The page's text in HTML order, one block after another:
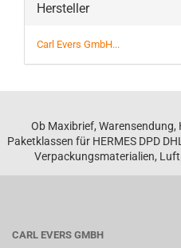
Hersteller
Carl Evers GmbH...
Ob Maxibrief,
Paketklassen für HERMES DPD
Verpackungsmaterialien,
CARL EVERS GMBH